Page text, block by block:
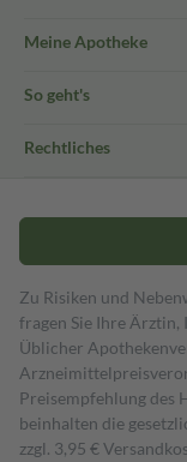
Meine Apotheke
So geht's
Rechtliches
Zu Risiken und
fragen Sie Ihre
Üblicher
Preisempfehlung des
beinhalten die
zzgl. 3,95 €